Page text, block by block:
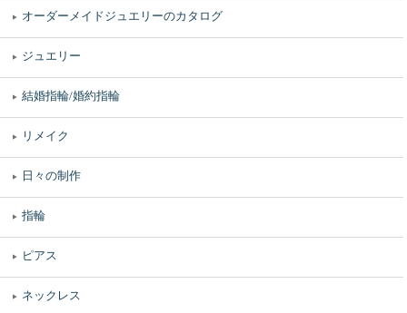
オーダーメイドジュエリーのカタログ
ジュエリー
結婚指輪/婚約指輪
リメイク
日々の制作
指輪
ピアス
ネックレス